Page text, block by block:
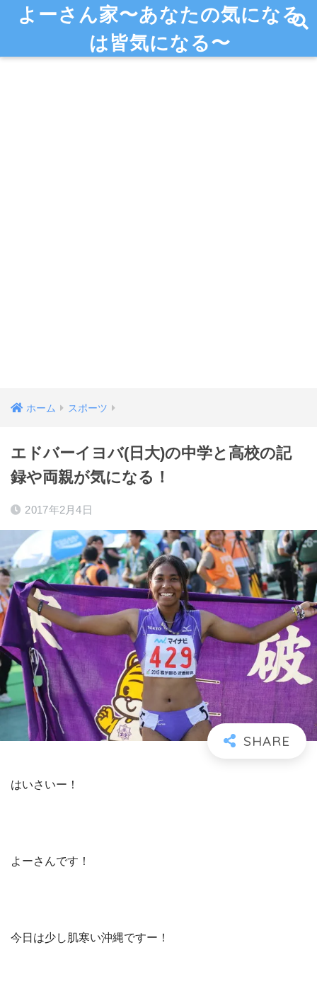
よーさん家〜あなたの気になる
は皆気になる〜
ホーム スポーツ
エドバーイヨバ(日大)の中学と高校の記
録や両親が気になる！
2017年2月4日
はいさいー！
よーさんです！
今日は少し肌寒い沖縄ですー！